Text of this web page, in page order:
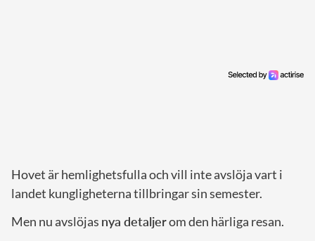
Hovet är hemlighetsfulla och vill inte avslöja vart i
landet kungligheterna tillbringar sin semester.
Men nu avslöjas nya detaljerom den härliga resan.